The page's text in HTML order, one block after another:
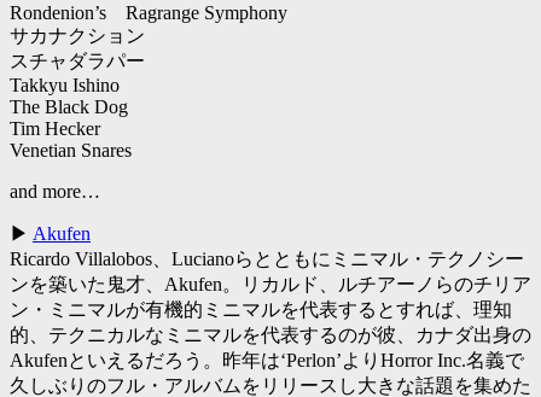
Rondenion’s Ragrange Symphony
サカナクション
スチャダラパー
Takkyu Ishino
The Black Dog
Tim Hecker
Venetian Snares
and more…
▶ Akufen
Ricardo Villalobos、Lucianoらとともにミニマル・テクノシー
ンを築いた鬼才、Akufen。リカルド、ルチアーノらのチリア
ン・ミニマルが有機的ミニマルを代表するとすれば、理知
的、テクニカルなミニマルを代表するのが彼、カナダ出身の
Akufenといえるだろう。昨年は‘Perlon’よりHorror Inc.名義で
久しぶりのフル・アルバムをリリースし大きな話題を集めた